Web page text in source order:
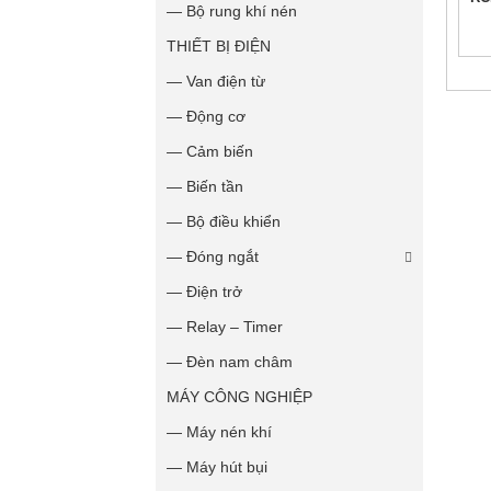
— Bộ rung khí nén
THIẾT BỊ ĐIỆN
— Van điện từ
— Động cơ
— Cảm biến
— Biến tần
— Bộ điều khiển
— Đóng ngắt
— Điện trở
— Relay – Timer
— Đèn nam châm
MÁY CÔNG NGHIỆP
— Máy nén khí
— Máy hút bụi